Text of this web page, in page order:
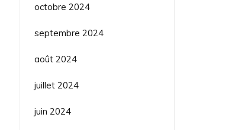
octobre 2024
septembre 2024
août 2024
juillet 2024
juin 2024